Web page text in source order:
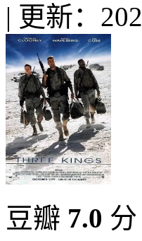
| 更新：
豆瓣 7.0 分